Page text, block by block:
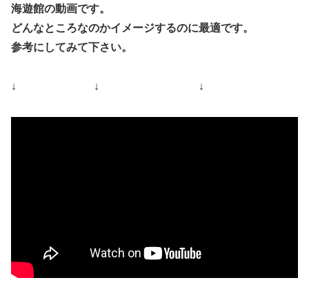
海遊館の動画です。
どんなところなのかイメージするのに最適です。
参考にしてみて下さい。
↓ ↓ ↓